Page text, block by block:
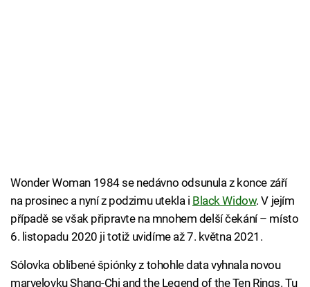
Wonder Woman 1984 se nedávno odsunula z konce září
na prosinec a nyní z podzimu utekla i Black Widow. V jejím
případě se však připravte na mnohem delší čekání – místo
6. listopadu 2020 ji totiž uvidíme až 7. května 2021.
Sólovka oblíbené špiónky z tohohle data vyhnala novou
marvelovku Shang-Chi and the Legend of the Ten Rings. Tu